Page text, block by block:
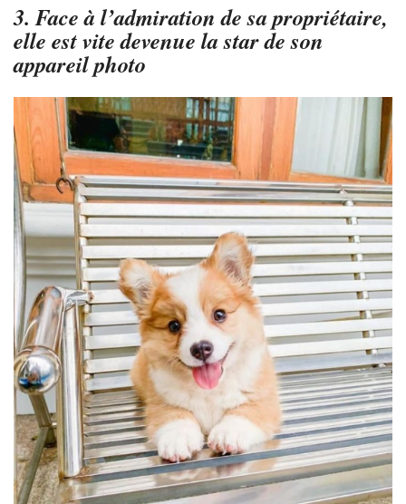
3. Face à l’admiration de sa propriétaire,
elle est vite devenue la star de son
appareil photo